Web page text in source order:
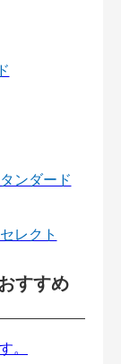
ンダード
レクト
すすめ